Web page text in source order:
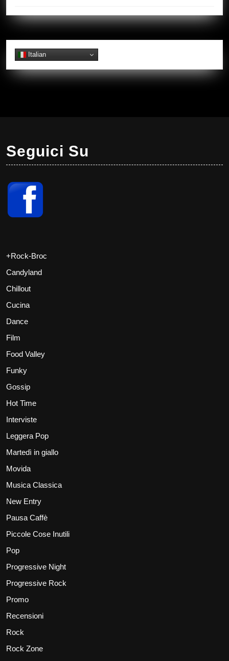
Italian
Seguici Su
+Rock-Broc
Candyland
Chillout
Cucina
Dance
Film
Food Valley
Funky
Gossip
Hot Time
Interviste
Leggera Pop
Martedì in giallo
Movida
Musica Classica
New Entry
Pausa Caffè
Piccole Cose Inutili
Pop
Progressive Night
Progressive Rock
Promo
Recensioni
Rock
Rock Zone